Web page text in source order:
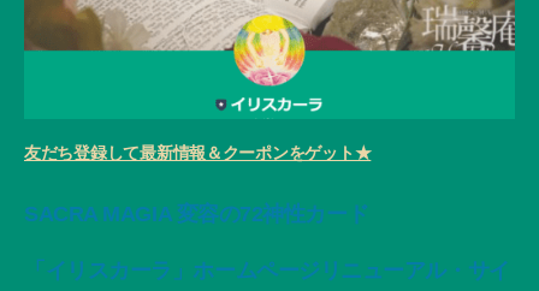
友だち登録して最新情報＆クーポンをゲット★
SACRA MAGIA 変容の72神性カード
「イリスカーラ」ホームページリニューアル・サイ